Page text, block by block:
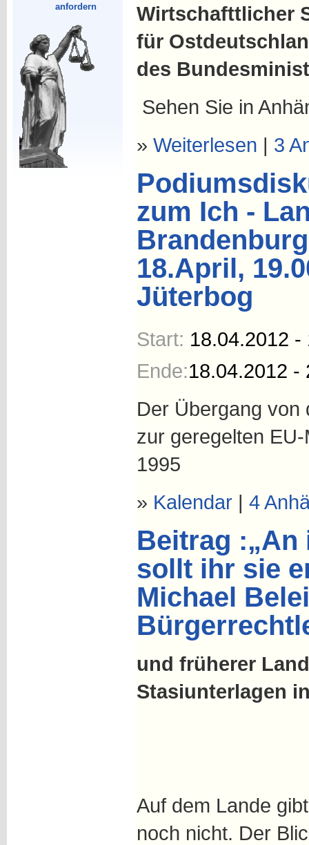
anfordern
Wirtschafttlicher
für
des
Sehen Sie in
» Weiterlesen | 3
zum Ich -
18.April,
Jüterbog
Start: 18.04.2012 -
Ende:18.04.2012 -
Der Übergang von
zur geregelten
1995
» Kalendar| 4
Beitrag :„An
sollt ihr sie
Michael
und früherer
Stasiunterlagen
Auf dem Lande
noch nicht. Der